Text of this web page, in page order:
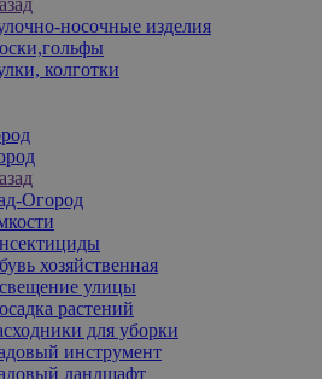
носочные изделия
колготки
Огород
хозяйственная
улицы
растений
для уборки
инструмент
ландшафт